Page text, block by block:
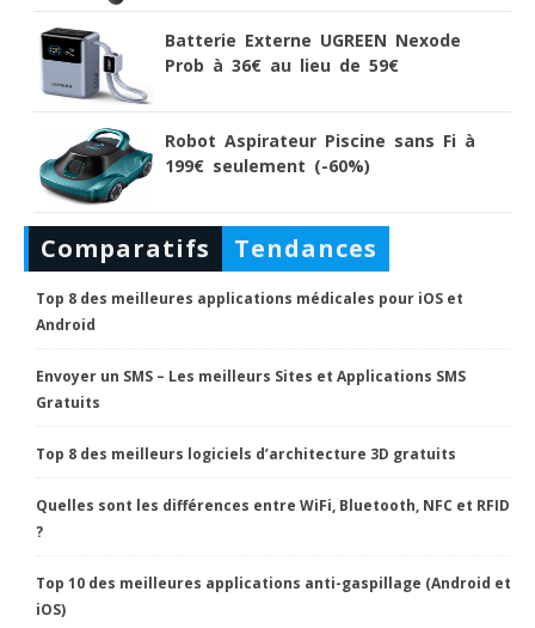
Batterie Externe UGREEN Nexode
Prob à 36€ au lieu de 59€
Robot Aspirateur Piscine sans Fi à
199€ seulement (-60%)
Comparatifs Tendances
Top 8 des meilleures applications médicales pour iOS et
Android
Envoyer un SMS – Les meilleurs Sites et Applications SMS
Gratuits
Top 8 des meilleurs logiciels d’architecture 3D gratuits
Quelles sont les différences entre WiFi, Bluetooth, NFC et RFID
?
Top 10 des meilleures applications anti-gaspillage (Android et
iOS)